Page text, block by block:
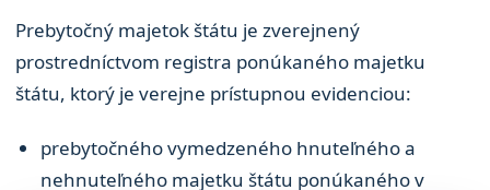
Prebytočný majetok štátu je zverejnený
prostredníctvom registra ponúkaného majetku
štátu, ktorý je verejne prístupnou evidenciou:
prebytočného vymedzeného hnuteľného a
nehnuteľného majetku štátu ponúkaného v